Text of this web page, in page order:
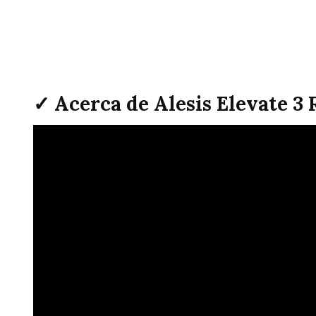
✓ Acerca de Alesis Elevate 3